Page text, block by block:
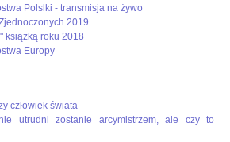
Polslki - transmisja na żywo
2019
książką roku 2018
Europy
człowiek świata
utrudni zostanie arcymistrzem, ale czy to